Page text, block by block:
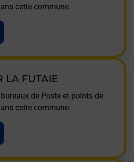
cette commune.
LA FUTAIE
de Poste et points de
cette commune.